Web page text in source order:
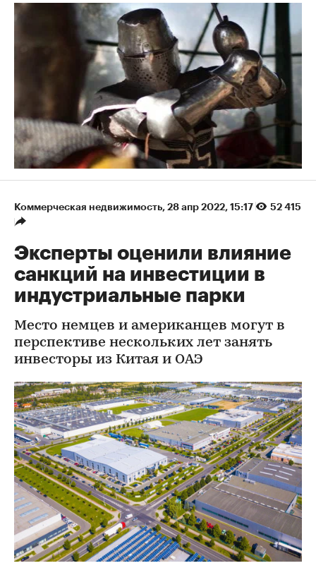
Коммерческая недвижимость⁠, 28 апр 2022, 15:17 52 415
Эксперты оценили влияние
санкций на инвестиции в
индустриальные парки
Место немцев и американцев могут в
перспективе нескольких лет занять
инвесторы из Китая и ОАЭ